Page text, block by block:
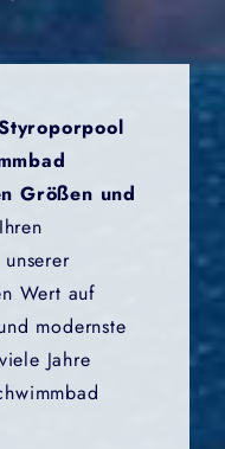
Größen und
Wert auf
modernste
Jahre